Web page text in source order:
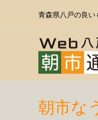
青森県八戸の良い
朝市な